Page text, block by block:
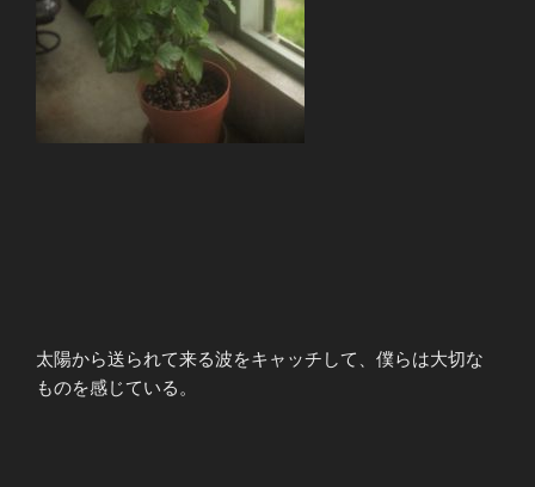
太陽から送られて来る波をキャッチして、僕らは大切な
ものを感じている。